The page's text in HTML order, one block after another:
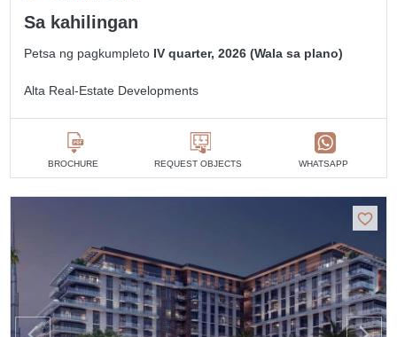
Sa kahilingan
Petsa ng pagkumpleto IV quarter, 2026 (Wala sa plano)
Alta Real-Estate Developments
BROCHURE REQUEST OBJECTS WHATSAPP